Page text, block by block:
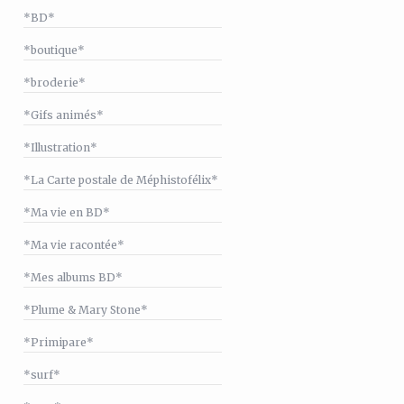
*BD*
*boutique*
*broderie*
*Gifs animés*
*Illustration*
*La Carte postale de Méphistofélix*
*Ma vie en BD*
*Ma vie racontée*
*Mes albums BD*
*Plume & Mary Stone*
*Primipare*
*surf*